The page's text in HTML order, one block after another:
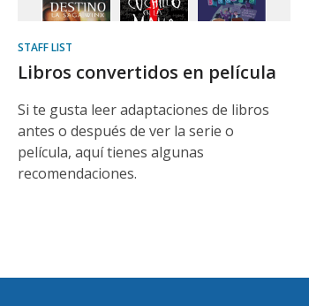
STAFF LIST
Libros convertidos en película
Si te gusta leer adaptaciones de libros
antes o después de ver la serie o
película, aquí tienes algunas
recomendaciones.